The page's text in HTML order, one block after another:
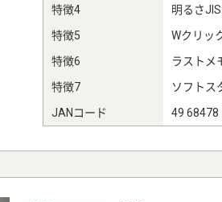
特徴4
明るさ
特徴5
Wクリッ
特徴6
ラストメ
特徴7
ソフトス
JANコード
49 68478